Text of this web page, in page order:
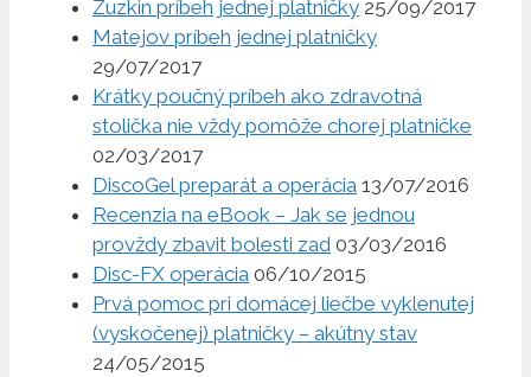
Zuzkin príbeh jednej platničky 25/09/2017
Matejov príbeh jednej platničky
29/07/2017
Krátky poučný príbeh ako zdravotná
stolička nie vždy pomôže chorej platničke
02/03/2017
DiscoGel preparát a operácia 13/07/2016
Recenzia na eBook – Jak se jednou
provždy zbavit bolesti zad 03/03/2016
Disc-FX operácia 06/10/2015
Prvá pomoc pri domácej liečbe vyklenutej
(vyskočenej) platničky – akútny stav
24/05/2015